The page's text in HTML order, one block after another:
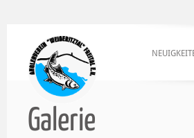
Galerie